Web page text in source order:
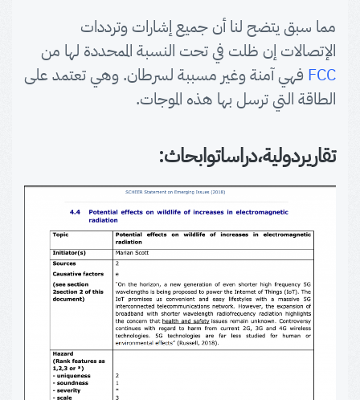
مما سبق يتضح لنا أن جميع إشارات وترددات
الإتصالات إن ظلت في تحت النسبة الممحددة لها من
FCC فهي آمنة وغير مسببة لسرطان. وهي تعتمد على
الطاقة التي ترسل بها هذه الموجات.
تقاريردولية،دراساتوابحاث: